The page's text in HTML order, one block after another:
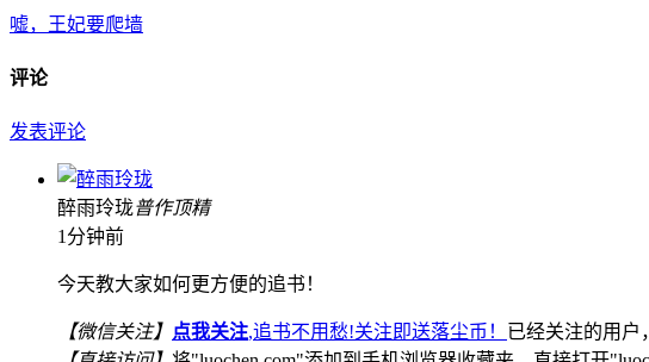
嘘，王妃要爬墙
评论
发表评论
醉雨玲珑普作顶精
1分钟前
今天教大家如何更方便的追书！
【微信关注】 点我关注,追书不用愁!关注即送落尘币！ 已经关注的用户